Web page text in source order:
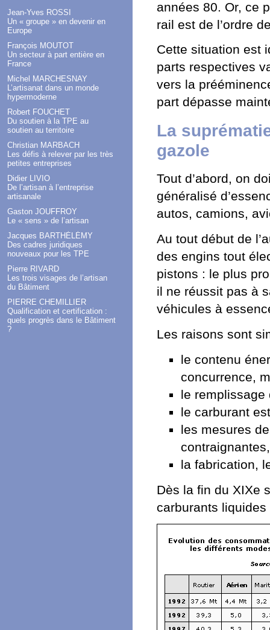
Jean-Yves ROSSI
Un « groupe » en devenir en
Europe
François MOUTOT
Un secteur à part entière en
France
Michel MARCHESNAY
L’artisanat dans un monde
hypermoderne
Robert FOUCHET
Du soutien à la TPE au
soutien au territoire
Christian MARBACH
Les défis à relever par les très
petites entreprises
Didier LIVIO
De l’artisan à l’entreprise
artisanale
Gaston JOUFFROY
Le « sens » de l’artisan
Jacques BARTHÉLÉMY
Des cadres juridiques
nouveaux pour les TPE
Pierre RIVARD
Les trois visages de l’artisan
du Bâtiment
PIERRE CHEMILLIER
Qualification et certification :
quels progrès dans le Bâtiment
?
années 80. Or, ce
rail est de l’ordre
Cette situation est
parts respectives
vers la
part dépasse
La
gazole
Tout d’abord, on
généralisé
autos, camions,
Au tout début de
des engins tout
pistons : le plus
il ne réussit pas à
véhicules à
Les raisons sont
le contenu
concurrence,
le remplissage
le carburant
les mesures
contraignantes,
la fabrication,
Dès la fin du XIXe
carburants